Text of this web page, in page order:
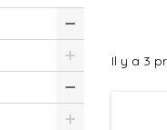
Il y a 3